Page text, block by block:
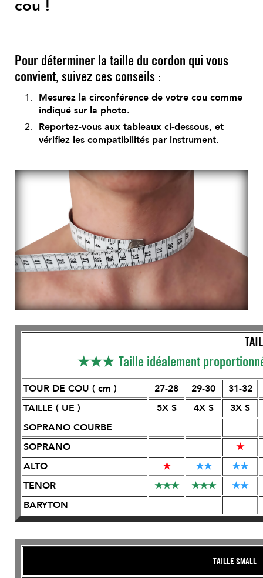
cou !
Pour déterminer la taille du cordon qui vous
convient, suivez ces conseils :
Mesurez la circonférence de votre cou comme
indiqué sur la photo.
Reportez-vous aux tableaux ci-dessous, et
vérifiez les compatibilités par instrument.
★★★ Taille idéalement
TOUR DE COU ( cm ) 27-28 29-30
31-32
TAILLE ( UE )
5X S 4X S
3X S
SOPRANO COURBE
SOPRANO
★
ALTO
★ ★★ ★★
TENOR
★★★ ★★★ ★★
BARYTON
TAILLE